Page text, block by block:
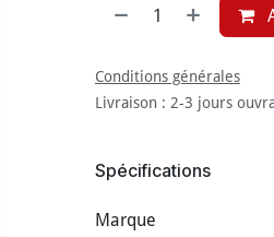
Conditions générales
Livraison : 2-3 jours
Spécifications
Marque